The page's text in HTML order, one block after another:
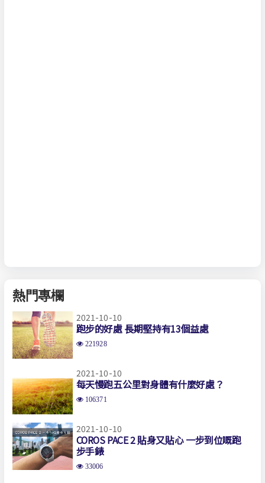
熱門專欄
2021-10-10
跑步的好處 長期堅持有13個益處
221928
2021-10-10
每天慢跑五公里對身體有什麼好處？
106371
2021-10-10
COROS PACE 2 貼身又貼心 一步到位嘅跑
步手錶
33006